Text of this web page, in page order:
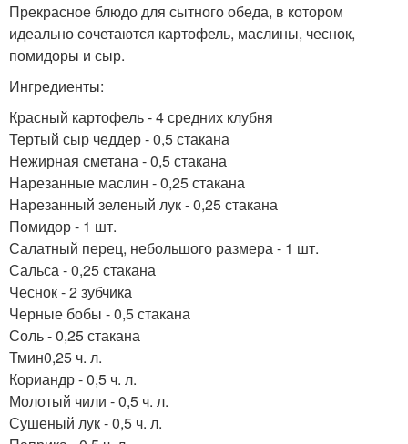
Прекрасное блюдо для сытного обеда, в котором
идеально сочетаются картофель, маслины, чеснок,
помидоры и сыр.
Ингредиенты:
Красный картофель - 4 средних клубня
Тертый сыр чеддер - 0,5 стакана
Нежирная сметана - 0,5 стакана
Нарезанные маслин - 0,25 стакана
Нарезанный зеленый лук - 0,25 стакана
Помидор - 1 шт.
Салатный перец, небольшого размера - 1 шт.
Сальса - 0,25 стакана
Чеснок - 2 зубчика
Черные бобы - 0,5 стакана
Соль - 0,25 стакана
Тмин0,25 ч. л.
Кориандр - 0,5 ч. л.
Молотый чили - 0,5 ч. л.
Сушеный лук - 0,5 ч. л.